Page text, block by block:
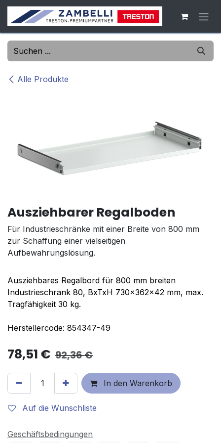
Zum Inhalt springen
Alle Produkte
Ausziehbarer Regalboden
Für Industrieschränke mit einer Breite von 800 mm
zur Schaffung einer vielseitigen
Aufbewahrungslösung.
Ausziehbares Regalbord für 800 mm breiten
Industrieschrank 80, BxTxH 730x362x42 mm, max.
Tragfähigkeit 30 kg.
Herstellercode: 854347-49
78,51 € 92,36€
In den Warenkorb
Auf die Wunschliste
Geschäftsbedingungen